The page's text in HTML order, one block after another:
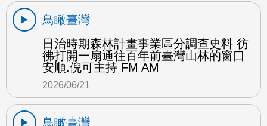
鳥瞰臺灣
日治時期森林計畫事業區分調查史料 彷
彿打開一扇通往百年前臺灣山林的窗口
安順.倪可主持 FM AM
2026/06/21
鳥瞰臺灣